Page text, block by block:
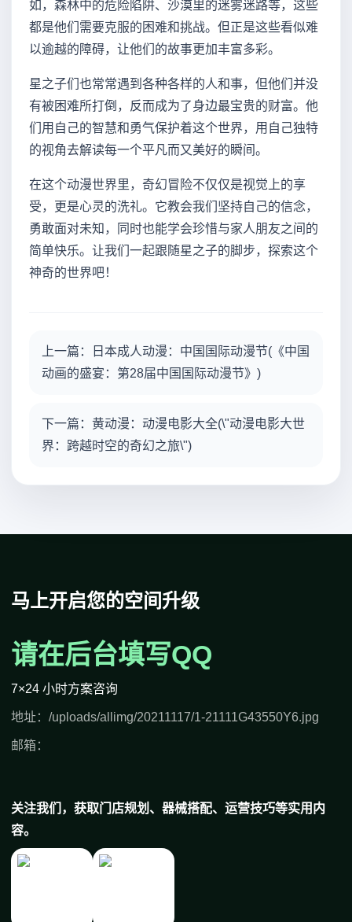
如，森林中的危险陷阱、沙漠里的迷雾迷路等，这些
都是他们需要克服的困难和挑战。但正是这些看似难
以逾越的障碍，让他们的故事更加丰富多彩。
星之子们也常常遇到各种各样的人和事，但他们并没
有被困难所打倒，反而成为了身边最宝贵的财富。他
们用自己的智慧和勇气保护着这个世界，用自己独特
的视角去解读每一个平凡而又美好的瞬间。
在这个动漫世界里，奇幻冒险不仅仅是视觉上的享
受，更是心灵的洗礼。它教会我们坚持自己的信念，
勇敢面对未知，同时也能学会珍惜与家人朋友之间的
简单快乐。让我们一起跟随星之子的脚步，探索这个
神奇的世界吧！
上一篇：日本成人动漫：中国国际动漫节(《中国
动画的盛宴：第28届中国国际动漫节》)
下一篇：黄动漫：动漫电影大全(\"动漫电影大世
界：跨越时空的奇幻之旅\")
马上开启您的空间升级
请在后台填写QQ
7×24 小时方案咨询
地址：/uploads/allimg/20211117/1-21111G43550Y6.jpg
邮箱：
关注我们，获取门店规划、器械搭配、运营技巧等实用内
容。